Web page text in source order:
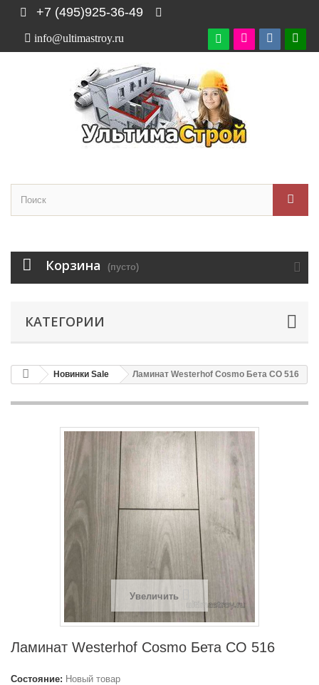
+7 (495)925-36-49

info@ultimastroy.ru
Корзина (пусто)
КАТЕГОРИИ
Новинки Sale Ламинат Westerhof Cosmo Бета СО 516
Увеличить
Ламинат Westerhof Cosmo Бета СО 516
Состояние: Новый товар